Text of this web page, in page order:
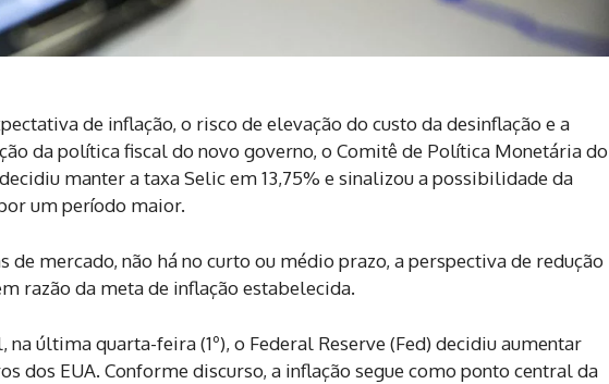
de inflação, o risco de elevação do custo da desinflação e a
da política fiscal do novo governo, o Comitê de Política Monetária do
manter a taxa Selic em 13,75% e sinalizou a possibilidade da
um período maior.
de mercado, não há no curto ou médio prazo, a perspectiva de redução
razão da meta de inflação estabelecida.
última quarta-feira (1º), o Federal Reserve (Fed) decidiu aumentar
dos EUA. Conforme discurso, a inflação segue como ponto central da